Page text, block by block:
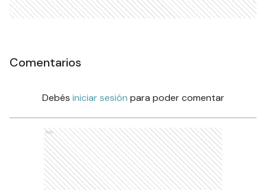
Comentarios
Debés iniciar sesión para poder comentar
Ads